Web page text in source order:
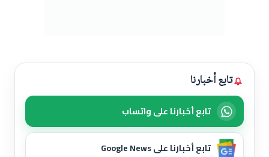
تابع أخبارنا
تابع أخبارنا على واتساب
تابع أخبارنا على Google News